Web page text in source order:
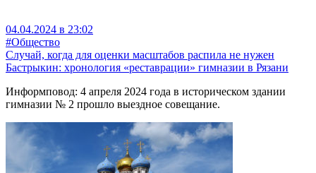
04.04.2024 в 23:02
#Общество
Случай, когда для оценки масштабов распила не нужен
Бастрыкин: хронология «реставрации» гимназии в Рязани
Информповод: 4 апреля 2024 года в историческом здании
гимназии № 2 прошло выездное совещание.